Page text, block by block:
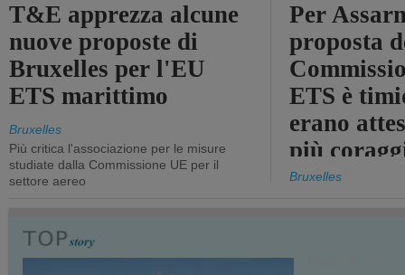
T&E apprezza alcune
nuove proposte di
Bruxelles per l'EU
ETS marittimo
Bruxelles
Più critica l'associazione per le misure
studiate dalla Commissione UE per il
settore aereo
Per
proposta
ETS è
erano
più
Bruxelles